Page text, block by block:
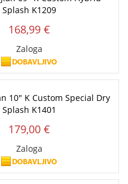
Splash K1209
168,99 €
Zaloga
10" K Custom Special Dry
Splash K1401
179,00 €
Zaloga